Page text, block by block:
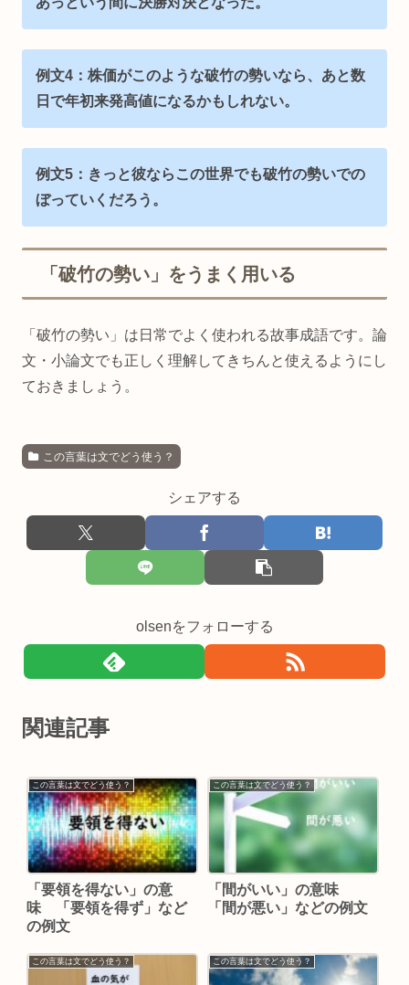
例文4：株価がこのような破竹の勢いなら、あと数
日で年初来発高値になるかもしれない。
例文5：きっと彼ならこの世界でも破竹の勢いでの
ぼっていくだろう。
「破竹の勢い」をうまく用いる
「破竹の勢い」は日常でよく使われる故事成語です。論
文・小論文でも正しく理解してきちんと使えるようにし
ておきましょう。
この言葉は文でどう使う？
シェアする
olsenをフォローする
関連記事
この言葉は文でどう使う？
「要領を得ない」の意
味 「要領を得ず」など
の例文
この言葉は文でどう使う？
「間がいい」の意味
「間が悪い」などの例文
この言葉は文でどう使う？ この言葉は文でどう使う？